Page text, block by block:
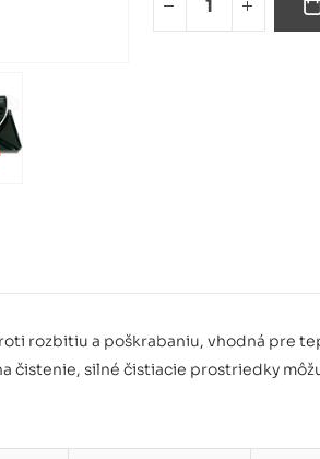
rozbitiu a poškrabaniu, vhodná pre
čistenie, silné čistiacie prostriedky